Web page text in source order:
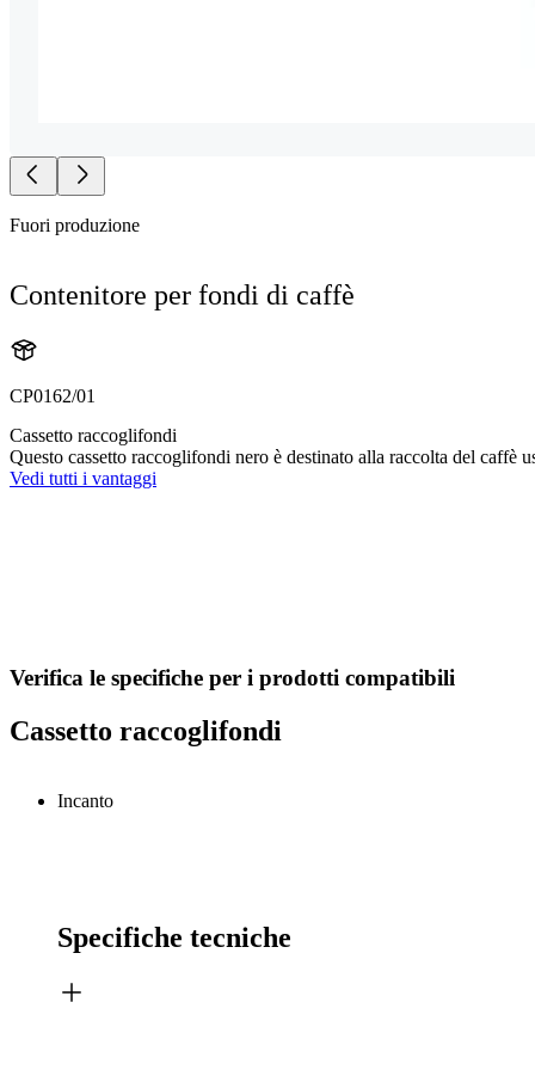
Fuori produzione
Contenitore per fondi di caffè
CP0162/01
Cassetto raccoglifondi
Questo cassetto raccoglifondi nero è destinato alla raccolta del caffè
Vedi tutti i vantaggi
Verifica le specifiche per i prodotti compatibili
Cassetto raccoglifondi
Incanto
Specifiche tecniche